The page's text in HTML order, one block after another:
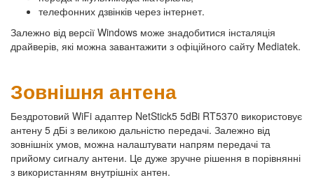
телефонних дзвінків через інтернет.
Залежно від версії Windows може знадобитися інсталяція
драйверів, які можна завантажити з офіційного сайту Mediatek.
Зовнішня антена
Бездротовий WiFi адаптер NetStick5 5dBi RT5370 використовує
антену 5 дБі з великою дальністю передачі. Залежно від
зовнішніх умов, можна налаштувати напрям передачі та
прийому сигналу антени. Це дуже зручне рішення в порівнянні
з використанням внутрішніх антен.